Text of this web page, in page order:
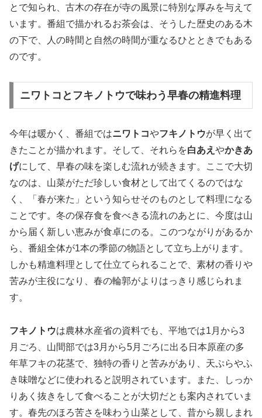
とで知られ、古木の存在が寺の風景に特別な厚みを与えて
います。番組で描かれるお茶会は、そうした歴史のある木
の下で、人の時間と自然の時間が重なるひとときでもある
のです。
ニワトコとフキノトウで味わう早春の精進料理
今年は暖かく、番組ではニワトコやフキノトウが早く出て
きたことが描かれます。そして、それらを白あえ やかきあ
げにして、早春の味を楽しむ流れが続きます。ここで大切
なのは、山菜がただ珍しい食材として出てくるのではな
く、「春が来た」という知らせそのものとして料理になる
ことです。冬の保存食を食べきる流れのあとに、今度は山
から届く新しい恵みが食卓にのる。このつながりがあるか
ら、番組全体が1本の季節の物語として立ち上がります。
しかも精進料理として仕立てられることで、素材の香りや
苦みが主役になり、春の輪郭がよりはっきり感じられま
す。
フキノトウは農林水産省の資料でも、平地では1月から3
月ごろ、山間部では3月から5月ごろに出る日本原産の多
年草フキの花茎で、独特の香りと苦みがあり、天ぷらやふ
き味噌などに使われると説明されています。また、しっか
りあく抜きをして食べることが大切だとも案内されていま
す。春先のほろ苦さを味わう山菜として、昔から親しまれ